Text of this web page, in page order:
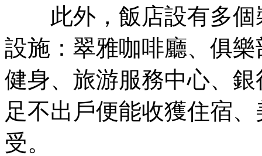
此外，飯店設有多個
設施：翠雅咖啡廳、俱
健身、旅游服務中心、
足不出戶便能收獲住宿
受。